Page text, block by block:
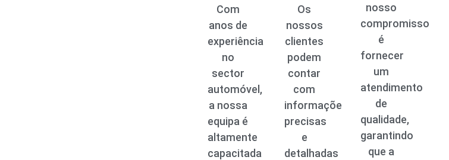
Com
anos de
experiência
no
sector
automóvel,
a nossa
equipa é
altamente
capacitada
Os
nossos
clientes
podem
contar
com
informações
precisas
e
detalhadas
nosso
compromisso
é
fornecer
um
atendimento
de
qualidade,
garantindo
que a